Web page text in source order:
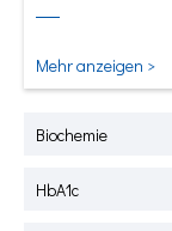
Schnelltest von
Mehr anzeigen >
Biochemie
HbA1c